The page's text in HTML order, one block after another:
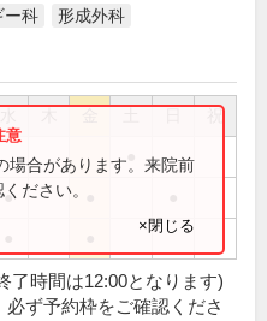
ー科 形成外科
祝
●
場合があります。来院前
ださい。
×閉じる
了時間は12:00となります)
ず予約枠をご確認くださ